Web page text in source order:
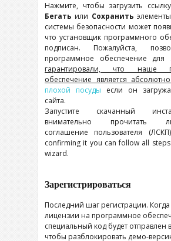
Нажмите, чтобы загрузить
Бегать или Сохранить
системы безопасности может
что установщик программного
подписан. Пожалуйста,
программное обеспечение для
гарантировали, что наше
обеспечение является абсолютно
плохой посуды если он
сайта.
Запустите скачанный
внимательно прочитать
соглашение пользователя
confirming it you can follow all
wizard.
Зарегистрироваться
Последний шаг регистрации. Когда
лицензии на программное
специальный код будет отправлен
чтобы разблокировать демо-